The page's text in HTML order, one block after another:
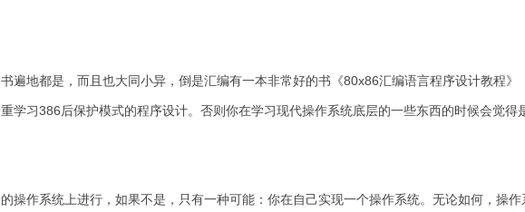
遍地都是，而且也大同小异，倒是汇编有一本非常好的书《80x86汇编语言程序设计教程》
学习386后保护模式的程序设计。否则你在学习现代操作系统底层的一些东西的时候会觉得
操作系统上进行，如果不是，只有一种可能：你在自己实现一个操作系统。无论如何，操作